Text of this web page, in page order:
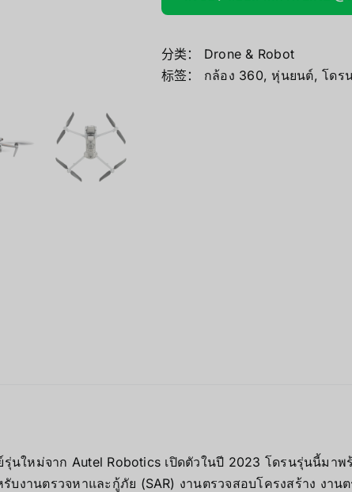
分类： Drone & Robot
标签： กล้อง 360,หุ่นยนต์,โดร
นใหม่จาก Autel Robotics เปิดตัวในปี 2023 โดรนรุ่นนี้มา
บงานตรวจหาและกู้ภัย (SAR) งานตรวจสอบโครงสร้าง งาน